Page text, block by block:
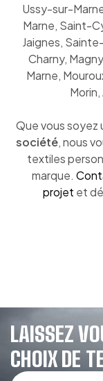
Ussy-sur-
Marne, Saint-
Jaignes,
Charny,
Marne,
Que vous soyez
société, nous
textiles
marque.
projet et
LAISSEZ
CHOIX DE